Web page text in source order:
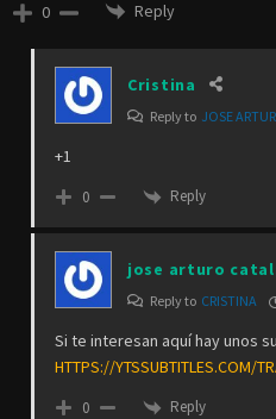
0 Reply
Cristina
Reply to JOSE
+1
0 Reply
jose arturo
Reply to CRISTINA
Si te interesan aquí hay unos
HTTPS://YTSSUBTITLES.COM/
0 Reply